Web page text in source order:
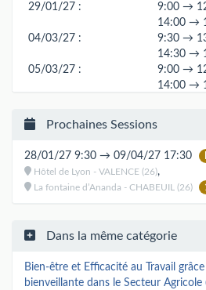
29/01/27 :
9:00 →
14:00 →
04/03/27 :
9:30 →
14:30 →
05/03/27 :
9:00 →
14:00 →
09/04/27 :
14:00 →
Prochaines Sessions
28/01/27 9:30 → 09/04/27 17:30
Hôtel de Lyon - VALENCE (26),
La fontaine d’Ananda - CHABEUIL (26)
Dans la même catégorie
Bien-être et Efficacité au Travail
bienveillante dans le Secteur Agricole